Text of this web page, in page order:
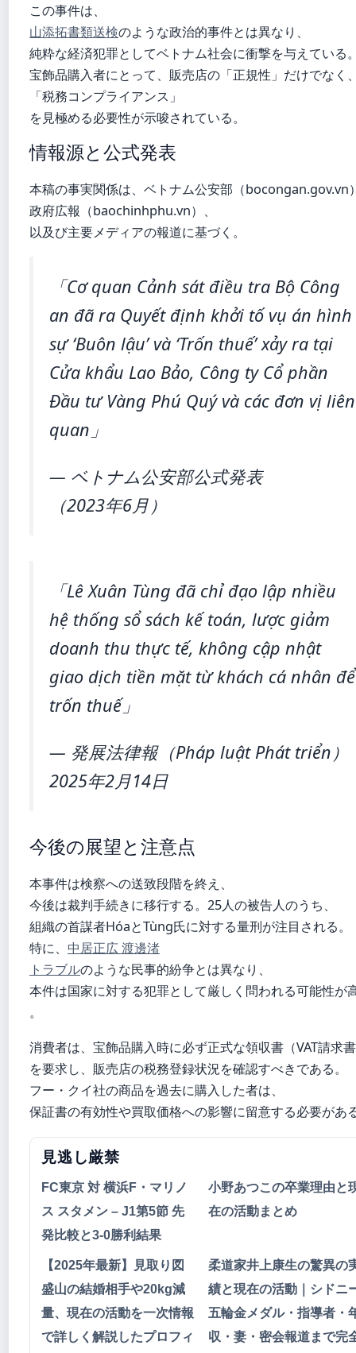
この事件は、
山添拓書類送検のような政治的事件とは異なり、
純粋な経済犯罪としてベトナム社会に衝撃を与えている
宝飾品購入者にとって、販売店の「正規性」だけでなく
「税務コンプライアンス」
を見極める必要性が示唆されている。
情報源と公式発表
本稿の事実関係は、ベトナム公安部（bocongan.gov.vn
政府広報（baochinhphu.vn）、
以及び主要メディアの報道に基づく。
「Cơ quan Cảnh sát điều tra Bộ Công
an đã ra Quyết định khởi tố vụ án hình
sự ‘Buôn lậu’ và ‘Trốn thuế’ xảy ra tại
Cửa khẩu Lao Bảo, Công ty Cổ phần
Đầu tư Vàng Phú Quý và các đơn vị liên
quan」
— ベトナム公安部公式発表
（2023年6月）
「Lê Xuân Tùng đã chỉ đạo lập nhiều
hệ thống sổ sách kế toán, lược giảm
doanh thu thực tế, không cập nhật
giao dịch tiền mặt từ khách cá nhân để
trốn thuế」
— 発展法律報（Pháp luật Phát triển）
2025年2月14日
今後の展望と注意点
本事件は検察への送致段階を終え、
今後は裁判手続きに移行する。25人の被告人のうち、
組織の首謀者HóaとTùng氏に対する量刑が注目される。
特に、 中居正広 渡邊渚
トラブルのような民事的紛争とは異なり、
本件は国家に対する犯罪として厳しく問われる可能性が
。
消費者は、宝飾品購入時に必ず正式な領収書（VAT請求
を要求し、販売店の税務登録状況を確認すべきである。
フー・クイ社の商品を過去に購入した者は、
保証書の有効性や買取価格への影響に留意する必要があ
見逃し厳禁
FC東京 対 横浜F・マリノ
ス スタメン – J1第5節 先
発比較と3-0勝利結果
小野あつこの卒業理由と
在の活動まとめ
【2025年最新】見取り図
盛山の結婚相手や20kg減
量、現在の活動を一次情報
で詳しく解説したプロフィ
柔道家井上康生の驚異の
績と現在の活動｜シドニ
五輪金メダル・指導者・
収・妻・密会報道まで完